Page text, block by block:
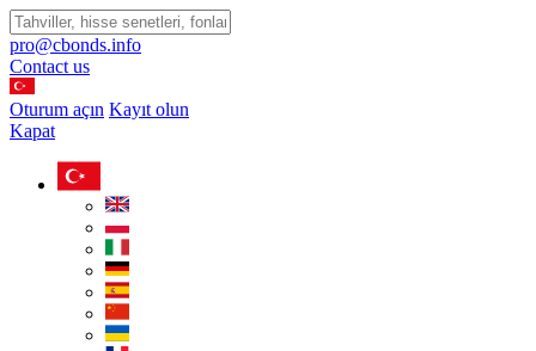
pro@cbonds.info
Contact us
Oturum açın Kayıt olun
Kapat